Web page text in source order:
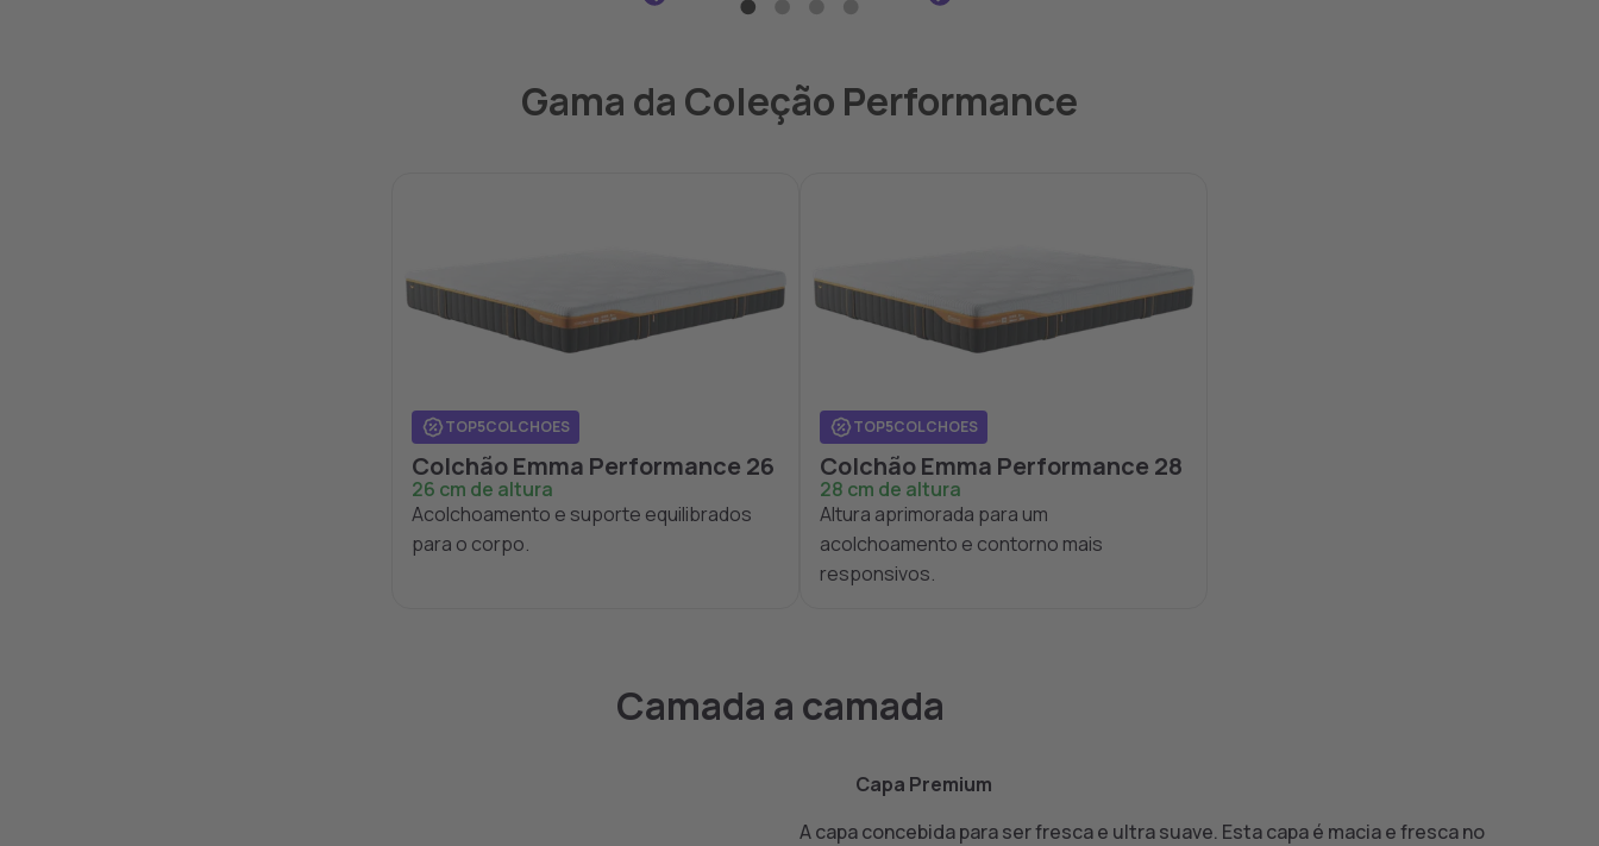
Gama da Coleção Performance
TOP5COLCHOES
Colchão Emma Performance 26
26 cm de altura
Acolchoamento e suporte equilibrados
para o corpo.
TOP5COLCHOES
Colchão Emma Performance 28
28 cm de altura
Altura aprimorada para um
acolchoamento e contorno mais
responsivos.
Camada a camada
Capa Premium
A capa concebida para ser fresca e ultra suave. Esta capa é macia e fresca no